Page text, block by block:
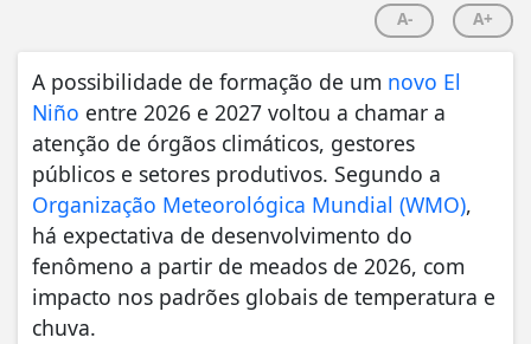
A- A+
A possibilidade de formação de um novo El
Niño entre 2026 e 2027 voltou a chamar a
atenção de órgãos climáticos, gestores
públicos e setores produtivos. Segundo a
Organização Meteorológica Mundial (WMO),
há expectativa de desenvolvimento do
fenômeno a partir de meados de 2026, com
impacto nos padrões globais de temperatura e
chuva.